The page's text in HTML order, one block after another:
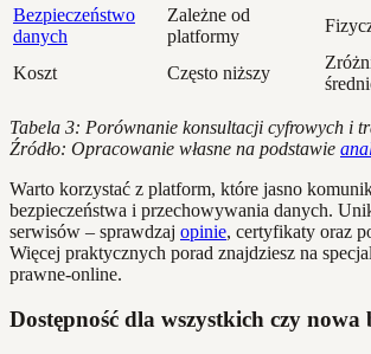
Bezpieczeństwo
danych
Zależne od
platformy
Koszt Często niższy
Tabela 3: Porównanie konsultacji cyfrowych i
Źródło: Opracowanie własne na podstawie
Warto korzystać z platform, które jasno
bezpieczeństwa i przechowywania danych.
serwisów – sprawdzaj opinie, certyfikaty oraz
Więcej praktycznych porad znajdziesz na
prawne-online.
Dostępność dla wszystkich czy nowa